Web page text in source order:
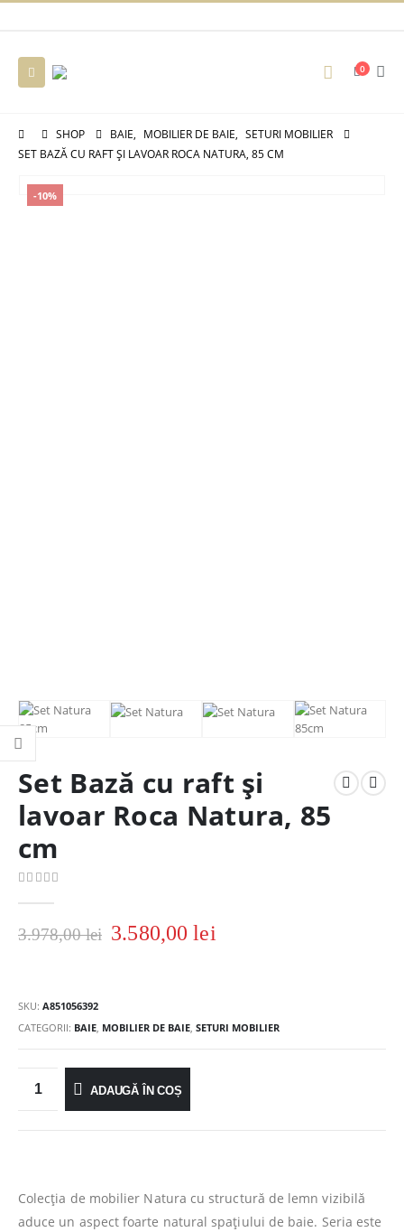
0
SHOP BAIE, MOBILIER DE BAIE, SETURI MOBILIER
SET BAZĂ CU RAFT ȘI LAVOAR ROCA NATURA, 85 CM
-10%
Set Bază cu raft și
lavoar Roca Natura, 85
cm
3.978,00lei 3.580,00lei
SKU: A851056392
CATEGORII: BAIE MOBILIER DE BAIE SETURI MOBILIER
ADAUGĂ ÎN COȘ
Colecția de mobilier Natura cu structură de lemn vizibilă
aduce un aspect foarte natural spațiului de baie. Seria este